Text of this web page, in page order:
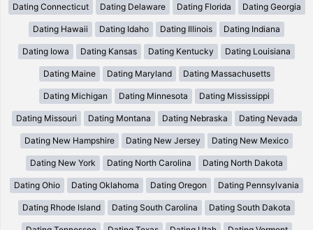
Dating Connecticut Dating Delaware Dating Florida Dating Georgia
Dating Hawaii Dating Idaho Dating Illinois Dating Indiana
Dating Iowa Dating Kansas Dating Kentucky Dating Louisiana
Dating Maine Dating Maryland Dating Massachusetts
Dating Michigan Dating Minnesota Dating Mississippi
Dating Missouri Dating Montana Dating Nebraska Dating Nevada
Dating New Hampshire Dating New Jersey Dating New Mexico
Dating New York Dating North Carolina Dating North Dakota
Dating Ohio Dating Oklahoma Dating Oregon Dating Pennsylvania
Dating Rhode Island Dating South Carolina Dating South Dakota